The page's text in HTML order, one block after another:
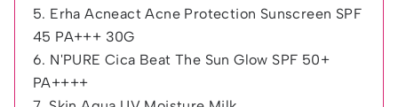
5. Erha Acneact Acne Protection Sunscreen SPF
45 PA+++ 30G
6. N'PURE Cica Beat The Sun Glow SPF 50+
PA++++